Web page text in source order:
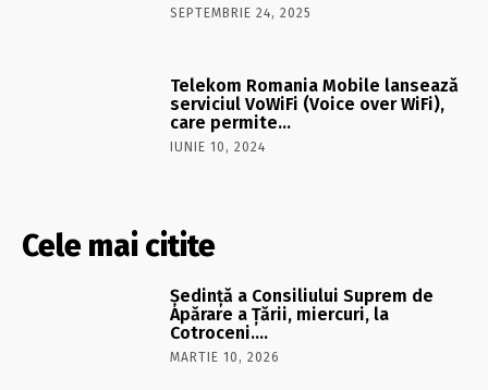
SEPTEMBRIE 24, 2025
Telekom Romania Mobile lansează
serviciul VoWiFi (Voice over WiFi),
care permite…
IUNIE 10, 2024
Cele mai citite
Şedinţă a Consiliului Suprem de
Apărare a Ţării, miercuri, la
Cotroceni….
MARTIE 10, 2026